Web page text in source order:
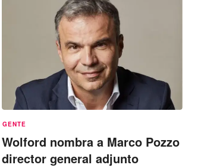
GENTE
Wolford nombra a Marco Pozzo
director general adjunto